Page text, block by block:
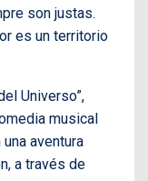
son justas.
es un territorio
Universo”,
musical
aventura
a través de